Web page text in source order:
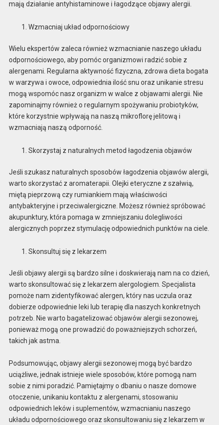
mają działanie antyhistaminowe i łagodzące objawy alergii.
Wzmacniaj układ odpornościowy
Wielu ekspertów zaleca również wzmacnianie naszego układu
odpornościowego, aby pomóc organizmowi radzić sobie z
alergenami. Regularna aktywność fizyczna, zdrowa dieta bogata
w warzywa i owoce, odpowiednia ilość snu oraz unikanie stresu
mogą wspomóc nasz organizm w walce z objawami alergii. Nie
zapominajmy również o regularnym spożywaniu probiotyków,
które korzystnie wpływają na naszą mikroflorę jelitową i
wzmacniają naszą odporność.
Skorzystaj z naturalnych metod łagodzenia objawów
Jeśli szukasz naturalnych sposobów łagodzenia objawów alergii,
warto skorzystać z aromaterapii. Olejki eteryczne z szałwią,
miętą pieprzową czy rumiankiem mają właściwości
antybakteryjne i przeciwalergiczne. Możesz również spróbować
akupunktury, która pomaga w zmniejszaniu dolegliwości
alergicznych poprzez stymulację odpowiednich punktów na ciele.
Skonsultuj się z lekarzem
Jeśli objawy alergii są bardzo silne i doskwierają nam na co dzień,
warto skonsultować się z lekarzem alergologiem. Specjalista
pomoże nam zidentyfikować alergen, który nas uczula oraz
dobierze odpowiednie leki lub terapię dla naszych konkretnych
potrzeb. Nie warto bagatelizować objawów alergii sezonowej,
ponieważ mogą one prowadzić do poważniejszych schorzeń,
takich jak astma.
Podsumowując, objawy alergii sezonowej mogą być bardzo
uciążliwe, jednak istnieje wiele sposobów, które pomogą nam
sobie z nimi poradzić. Pamiętajmy o dbaniu o nasze domowe
otoczenie, unikaniu kontaktu z alergenami, stosowaniu
odpowiednich leków i suplementów, wzmacnianiu naszego
układu odpornościowego oraz skonsultowaniu się z lekarzem w